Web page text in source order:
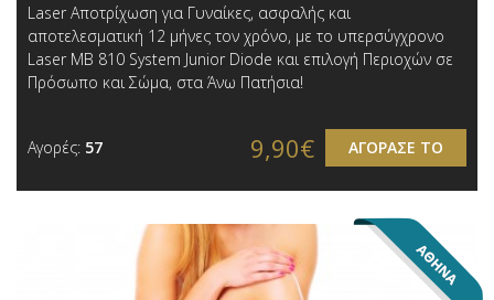
Laser Αποτρίχωση για Γυναίκες, ασφαλής και
αποτελεσματική 12 μήνες τον χρόνo, με το υπερσύγχρονο
Laser MB 810 System Junior Diode και επιλογή Περιοχών σε
Πρόσωπο και Σώμα, στα Άνω Πατήσια!
Αγορές: 57 ΑΓΟΡΑΣΕ ΤΟ
9,90€